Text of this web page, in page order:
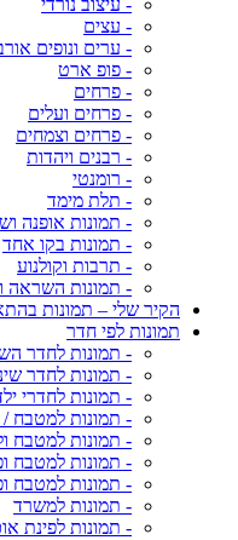
- עיצוב נורדי
- עצים
- ערים ונופים
- פופ ארט
- פרחים
- פרחים ועלים
- פרחים וצמחים
- רבנים ויהדות
- רומנטי
- תלת מימד
- תמונות אופנה
- תמונות בקו אחד
- תרבות וקולנוע
- תמונות השראה
הקיר שלי – תמונות
תמונות לפי חדר
- תמונות לחדר
- תמונות לחדר
- תמונות לחדרי
- תמונות למטבח /
- תמונות למטבח
- תמונות למטבח
- תמונות למטבח
- תמונות למשרד
- תמונות לפינת